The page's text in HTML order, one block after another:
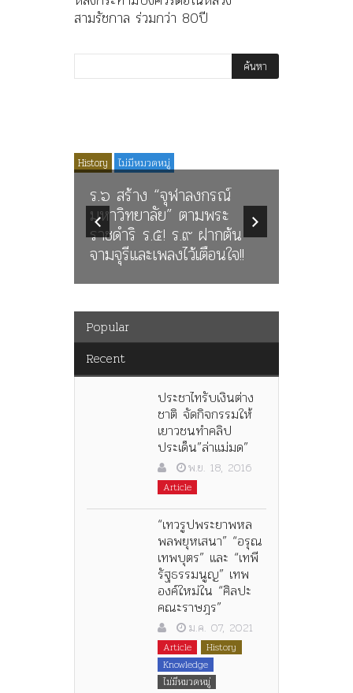
สามรัชกาล ร่วมกว่า 80ปี
นางในวรรณคดี พระราช
นิพนธ์ในพระบาทสมเด็จ
พระมงกุฎเกล้าเจ้าอยู่หัว
Popular
Recent
ประชาไทรับเงินต่าง
ชาติ จัดกิจกรรมให้
เยาวชนทำคลิป
ประเด็น”ล่าแม่มด”
พ.ย. 18, 2016
Article
“เทวรูปพระยาพหล
พลพยุหเสนา” “อรุณ
เทพบุตร” และ “เทพี
รัฐธรรมนูญ” เทพ
องค์ใหม่ใน “ศิลปะ
คณะราษฎร”
ม.ค. 07, 2021
Article
History
Knowledge
ไม่มีหมวดหมู่